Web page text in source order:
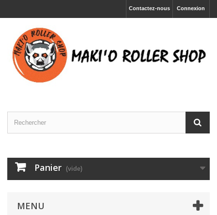
Connexion
Contactez-nous
Panier (vide)
MENU